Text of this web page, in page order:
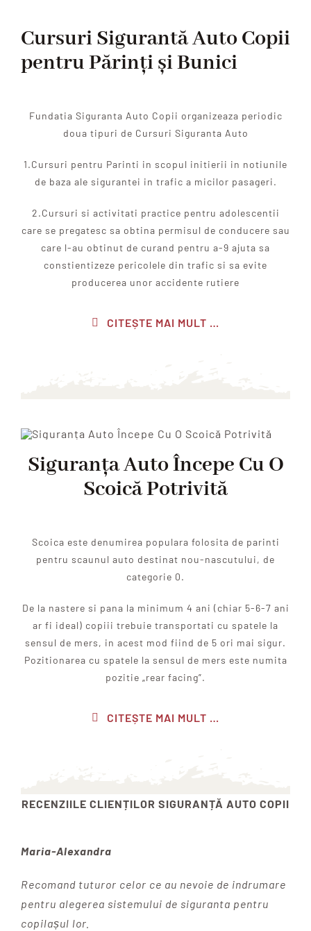
Cursuri Sigurantă Auto Copii
pentru Părinți și Bunici
Fundatia Siguranta Auto Copii organizeaza periodic
doua tipuri de Cursuri Siguranta Auto
1.Cursuri pentru Parinti in scopul initierii in notiunile
de baza ale sigurantei in trafic a micilor pasageri.
2.Cursuri si activitati practice pentru adolescentii
care se pregatesc sa obtina permisul de conducere sau
care l-au obtinut de curand pentru a-9 ajuta sa
constientizeze pericolele din trafic si sa evite
producerea unor accidente rutiere
CITEȘTE MAI MULT …
Siguranța Auto Începe Cu O
Scoică Potrivită
Scoica este denumirea populara folosita de parinti
pentru scaunul auto destinat nou-nascutului, de
categorie 0.
De la nastere si pana la minimum 4 ani (chiar 5-6-7 ani
ar fi ideal) copiii trebuie transportati cu spatele la
sensul de mers, in acest mod fiind de 5 ori mai sigur.
Pozitionarea cu spatele la sensul de mers este numita
pozitie „rear facing”.
CITEȘTE MAI MULT …
RECENZIILE CLIENȚILOR SIGURANȚĂ AUTO COPII
Maria-Alexandra
Recomand tuturor celor ce au nevoie de indrumare
pentru alegerea sistemului de siguranta pentru
copilașul lor.